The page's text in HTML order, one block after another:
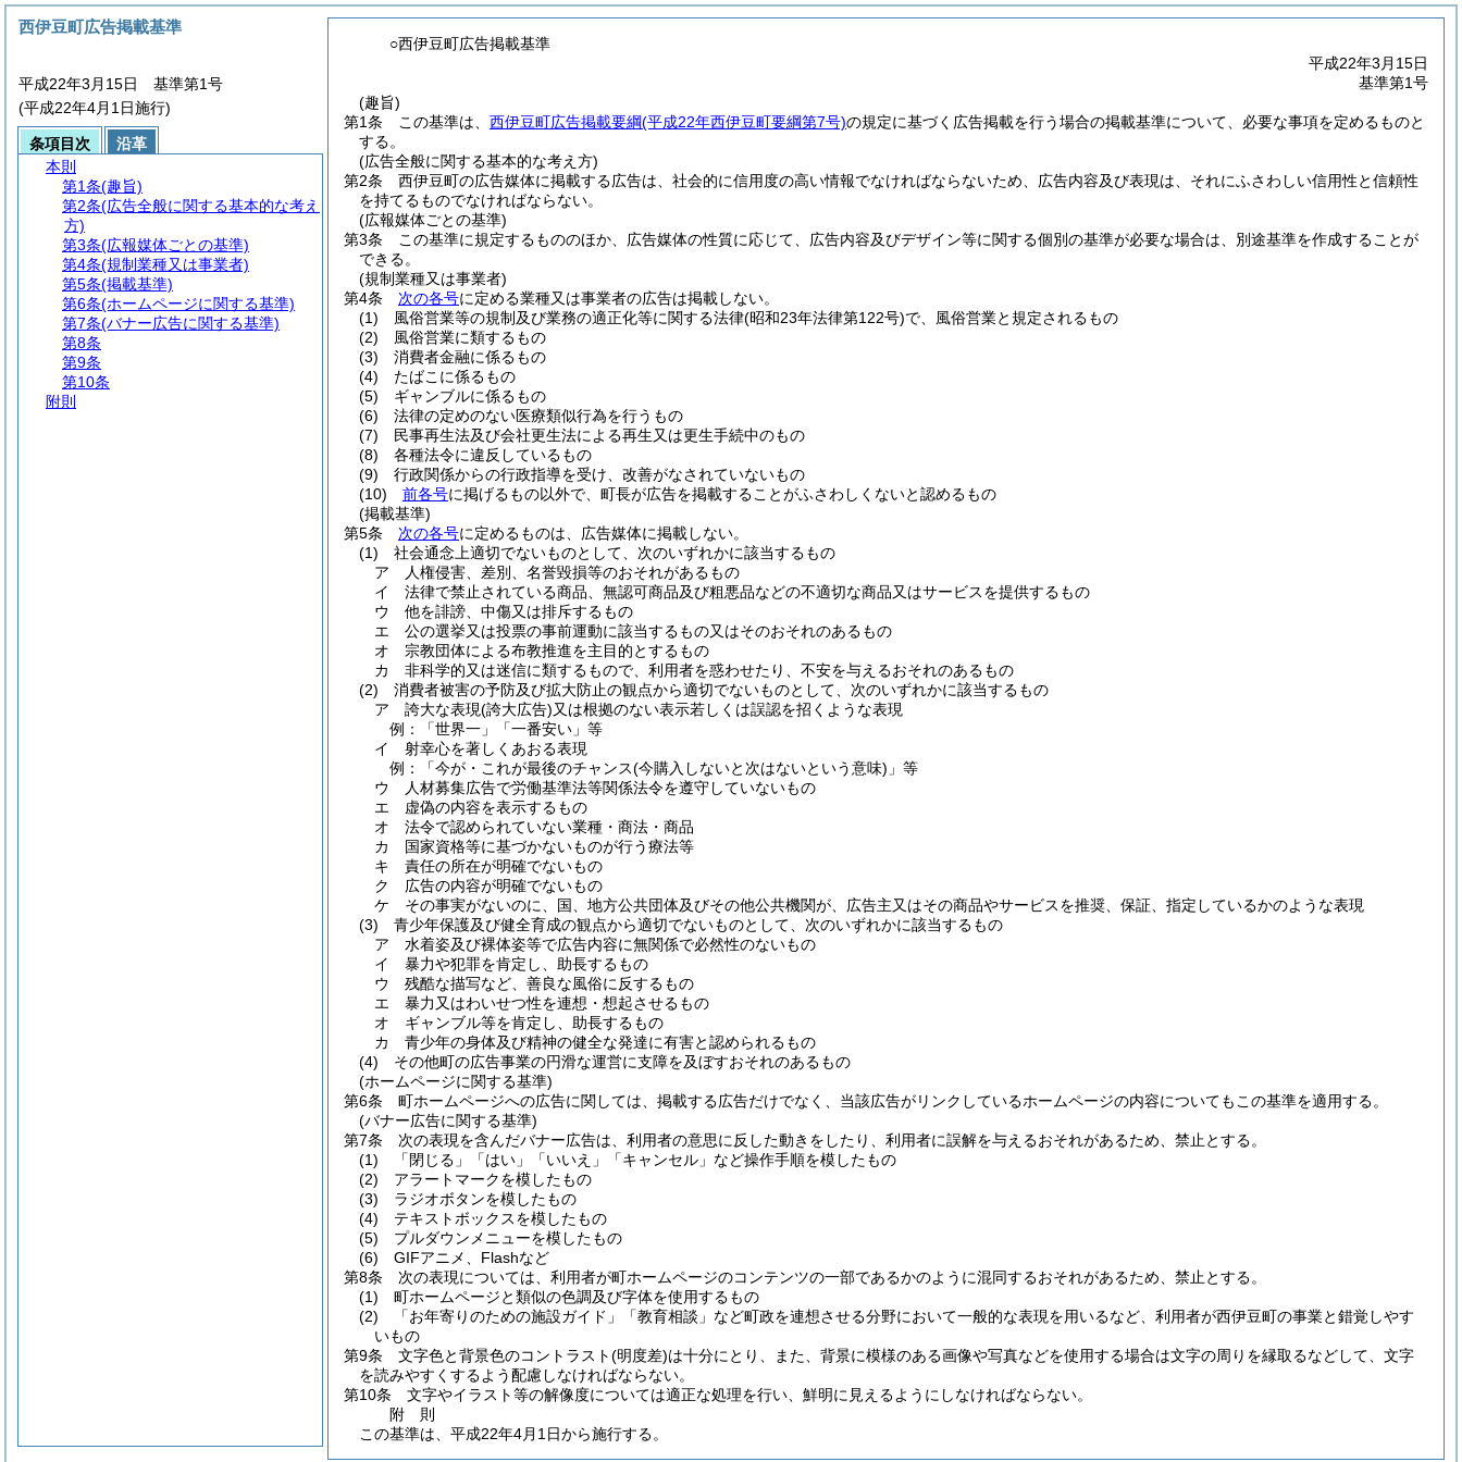
○西伊豆町広告掲載基準
平成22年3月15日
基準第1号
(趣旨)
第1条
この基準は、 西伊豆町広告掲載要綱(平成22年西伊豆町要綱第7号)の規定に基づく広告掲載を行う場合の掲載基準について、必要な事項を定めるものと
する。
(広告全般に関する基本的な考え方)
第2条
西伊豆町の広告媒体に掲載する広告は、社会的に信用度の高い情報でなければならないため、広告内容及び表現は、それにふさわしい信用性と信頼性
を持てるものでなければならない。
(広報媒体ごとの基準)
第3条
この基準に規定するもののほか、広告媒体の性質に応じて、広告内容及びデザイン等に関する個別の基準が必要な場合は、別途基準を作成することが
できる。
(規制業種又は事業者)
第4条
次の各号に定める業種又は事業者の広告は掲載しない。
(1)
風俗営業等の規制及び業務の適正化等に関する法律(昭和23年法律第122号)で、風俗営業と規定されるもの
(2)
風俗営業に類するもの
(3)
消費者金融に係るもの
(4)
たばこに係るもの
(5)
ギャンブルに係るもの
(6)
法律の定めのない医療類似行為を行うもの
(7)
民事再生法及び会社更生法による再生又は更生手続中のもの
(8)
各種法令に違反しているもの
(9)
行政関係からの行政指導を受け、改善がなされていないもの
(10)
前各号に掲げるもの以外で、町長が広告を掲載することがふさわしくないと認めるもの
(掲載基準)
第5条
次の各号に定めるものは、広告媒体に掲載しない。
(1)
社会通念上適切でないものとして、次のいずれかに該当するもの
ア
人権侵害、差別、名誉毀損等のおそれがあるもの
イ
法律で禁止されている商品、無認可商品及び粗悪品などの不適切な商品又はサービスを提供するもの
ウ
他を誹謗、中傷又は排斥するもの
エ
公の選挙又は投票の事前運動に該当するもの又はそのおそれのあるもの
オ
宗教団体による布教推進を主目的とするもの
カ
非科学的又は迷信に類するもので、利用者を惑わせたり、不安を与えるおそれのあるもの
(2)
消費者被害の予防及び拡大防止の観点から適切でないものとして、次のいずれかに該当するもの
ア
誇大な表現(誇大広告)又は根拠のない表示若しくは誤認を招くような表現
例：「世界一」「一番安い」等
イ
射幸心を著しくあおる表現
例：「今が・これが最後のチャンス(今購入しないと次はないという意味) 」等
ウ
人材募集広告で労働基準法等関係法令を遵守していないもの
エ
虚偽の内容を表示するもの
オ
法令で認められていない業種・商法・商品
カ
国家資格等に基づかないものが行う療法等
キ
責任の所在が明確でないもの
ク
広告の内容が明確でないもの
ケ
その事実がないのに、国、地方公共団体及びその他公共機関が、広告主又はその商品やサービスを推奨、保証、指定しているかのような表現
(3)
青少年保護及び健全育成の観点から適切でないものとして、次のいずれかに該当するもの
ア
水着姿及び裸体姿等で広告内容に無関係で必然性のないもの
イ
暴力や犯罪を肯定し、助長するもの
ウ
残酷な描写など、善良な風俗に反するもの
エ
暴力又はわいせつ性を連想・想起させるもの
オ
ギャンブル等を肯定し、助長するもの
カ
青少年の身体及び精神の健全な発達に有害と認められるもの
(4)
その他町の広告事業の円滑な運営に支障を及ぼすおそれのあるもの
(ホームページに関する基準)
第6条
町ホームページへの広告に関しては、掲載する広告だけでなく、当該広告がリンクしているホームページの内容についてもこの基準を適用する。
(バナー広告に関する基準)
第7条
次の表現を含んだバナー広告は、利用者の意思に反した動きをしたり、利用者に誤解を与えるおそれがあるため、禁止とする。
(1)
「閉じる」「はい」「いいえ」「キャンセル」など操作手順を模したもの
(2)
アラートマークを模したもの
(3)
ラジオボタンを模したもの
(4)
テキストボックスを模したもの
(5)
プルダウンメニューを模したもの
(6)
GIFアニメ、Flashなど
第8条
次の表現については、利用者が町ホームページのコンテンツの一部であるかのように混同するおそれがあるため、禁止とする。
(1)
町ホームページと類似の色調及び字体を使用するもの
(2)
「お年寄りのための施設ガイド」「教育相談」など町政を連想させる分野において一般的な表現を用いるなど、利用者が西伊豆町の事業と錯覚しやす
いもの
第9条
文字色と背景色のコントラスト(明度差)は十分にとり、また、背景に模様のある画像や写真などを使用する場合は文字の周りを縁取るなどして、文字
を読みやすくするよう配慮しなければならない。
第10条
文字やイラスト等の解像度については適正な処理を行い、鮮明に見えるようにしなければならない。
附 則
この基準は、平成22年4月1日から施行する。
西伊豆町広告掲載基準
平成22年3月15日 基準第1号
(平成22年4月1日施行)
条項目次
沿革
本則
第1条(趣旨)
第2条(広告全般に関する基本的な考え
方)
第3条(広報媒体ごとの基準)
第4条(規制業種又は事業者)
第5条(掲載基準)
第6条(ホームページに関する基準)
第7条(バナー広告に関する基準)
第8条
第9条
第10条
附則